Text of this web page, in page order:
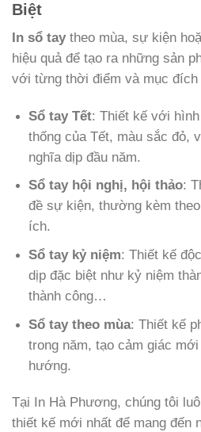
Biệt
In sổ taytheo mùa, sự kiện
hiệu quả để tạo ra những sản
với từng thời điểm và mục đích
Sổ tay Tết: Thiết kế với
thống của Tết, màu sắc đỏ,
nghĩa dịp đầu năm.
Sổ tay hội nghị, hội thảo:
đề sự kiện, thường kèm
ích.
Sổ tay kỷ niệm: Thiết kế
dịp đặc biệt như kỷ niệm
thành công…
Sổ tay theo mùa: Thiết kế
trong năm, tạo cảm giác
hướng.
Tại In Hà Phương, chúng tôi
thiết kế mới nhất để mang đến